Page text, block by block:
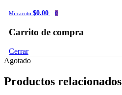
Mi carrito $0.00 0
Carrito de compra
Cerrar
Agotado
Productos relacionados